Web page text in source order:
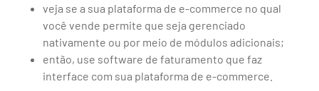
veja se a sua plataforma de e-commerce no qual
você vende permite que seja gerenciado
nativamente ou por meio de módulos adicionais;
então, use software de faturamento que faz
interface com sua plataforma de e-commerce.